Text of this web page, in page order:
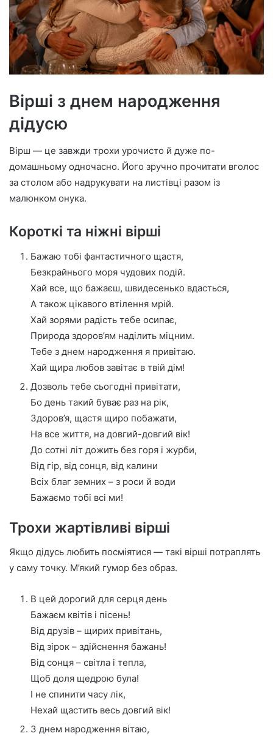
Вірші з днем народження
дідусю
Вірш — це завжди трохи урочисто й дуже по-
домашньому одночасно. Його зручно прочитати вголос
за столом або надрукувати на листівці разом із
малюнком онука.
Короткі та ніжні вірші
Бажаю тобі фантастичного щастя,
Безкрайнього моря чудових подій.
Хай все, що бажаєш, швидесенько вдасться,
А також цікавого втілення мрій.
Хай зорями радість тебе осипає,
Природа здоров’ям наділить міцним.
Тебе з днем народження я привітаю.
Хай щира любов завітає в твій дім!
Дозволь тебе сьогодні привітати,
Бо день такий буває раз на рік,
Здоров’я, щастя щиро побажати,
На все життя, на довгий-довгий вік!
До сотні літ дожить без горя і журби,
Від гір, від сонця, від калини
Всіх благ земних – з роси й води
Бажаємо тобі всі ми!
Трохи жартівливі вірші
Якщо дідусь любить посміятися — такі вірші потраплять
у саму точку. М’який гумор без образ.
В цей дорогий для серця день
Бажаєм квітів і пісень!
Від друзів – щирих привітань,
Від зірок – здійснення бажань!
Від сонця – світла і тепла,
Щоб доля щедрою була!
І не спинити часу лік,
Нехай щастить весь довгий вік!
З днем народження вітаю,